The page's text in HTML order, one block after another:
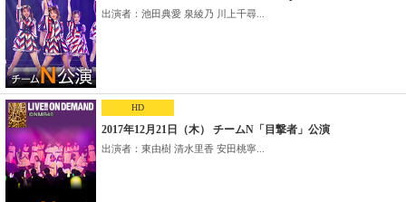
出演者：池田典愛 泉綾乃 川上千尋...
HD
2017年12月21日（木） チームN「目撃者」公演
出演者：東由樹 清水里香 安田桃寧...